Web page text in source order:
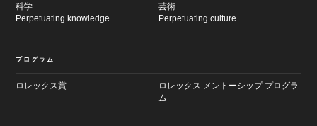
メ
イ
む
フ
ッ
科学
Perpetuating knowledge
芸術
Perpetuating culture
プログラム
ロレックス賞
ロレックス メントーシップ プログラ
ム